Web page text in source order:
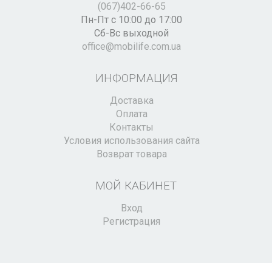
(067)402-66-65
Пн-Пт с 10:00 до 17:00
Сб-Вс выходной
office@mobilife.com.ua
ИНФОРМАЦИЯ
Доставка
Оплата
Контакты
Условия использования сайта
Возврат товара
МОЙ КАБИНЕТ
Вход
Регистрация